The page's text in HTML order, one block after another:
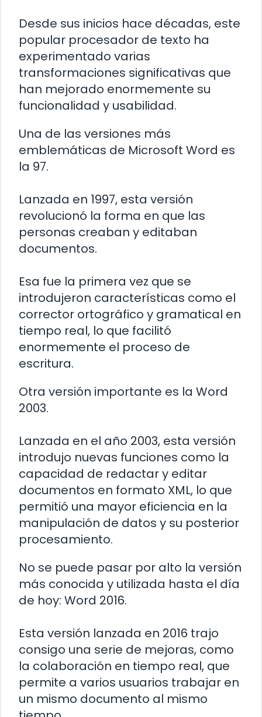
Desde sus inicios hace décadas, este
popular procesador de texto ha
experimentado varias
transformaciones significativas que
han mejorado enormemente su
funcionalidad y usabilidad.
Una de las versiones más
emblemáticas de Microsoft Word es
la 97.
Lanzada en 1997, esta versión
revolucionó la forma en que las
personas creaban y editaban
documentos.
Esa fue la primera vez que se
introdujeron características como el
corrector ortográfico y gramatical en
tiempo real, lo que facilitó
enormemente el proceso de
escritura.
Otra versión importante es la Word
2003.
Lanzada en el año 2003, esta versión
introdujo nuevas funciones como la
capacidad de redactar y editar
documentos en formato XML, lo que
permitió una mayor eficiencia en la
manipulación de datos y su posterior
procesamiento.
No se puede pasar por alto la versión
más conocida y utilizada hasta el día
de hoy: Word 2016.
Esta versión lanzada en 2016 trajo
consigo una serie de mejoras, como
la colaboración en tiempo real, que
permite a varios usuarios trabajar en
un mismo documento al mismo